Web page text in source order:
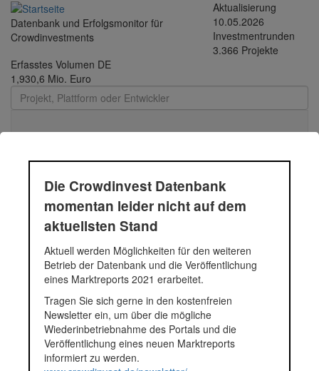
Direkt
zum
Inhalt
Datenbank und Erfolgsmonitor für
Crowdinvestments
Aktualisierung
10.05.2026
Investmentrunden
3.366 Projekte
Erfasstes Volumen DE
1,930,6 Mio. Euro
Toggle
Hydrobox
ihres kenianischen Tochterunternehmens Gitugu Power Station
Limited mit demDarlehenden Bau einer umweltschonenden
Fluss-Wasserkraftanlage mit einer Gesamtleistung von 533 kW im
Murang’a County in Kenia finanzieren. Die Besonderheit der
Container-Anlage ist, dass sie standardisiert und „smart“ ist.
Durch die Standardisierung können die Kosten und die
Produktionszeit verringert werden, die „smarten“ Eigenschaften
ermöglichen den Betrieb und die Überwachung aus der Ferne,
was vor allem in ländlichen Regionen von Vorteil ist.
Fundingsumme
Die Crowdinvest Datenbank
momentan leider nicht auf dem
aktuellsten Stand
Aktuell werden Möglichkeiten für den weiteren
Betrieb der Datenbank und die Veröffentlichung
eines Marktreports 2021 erarbeitet.
Tragen Sie sich gerne in den kostenfreien
Newsletter ein, um über die mögliche
Wiederinbetriebnahme des Portals und die
Veröffentlichung eines neuen Marktreports
informiert zu werden.